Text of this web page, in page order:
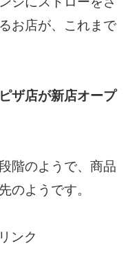
お店が、これまで
ザ店が新店オープ
階のようで、商品
のようです。
ンク